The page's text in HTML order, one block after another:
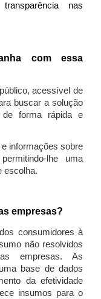
nas
com essa
acessível de
buscar a solução
forma rápida e
informações sobre
lhe uma
escolha.
empresas?
consumidores à
não resolvidos
empresas. As
base de dados
da efetividade
insumos para o